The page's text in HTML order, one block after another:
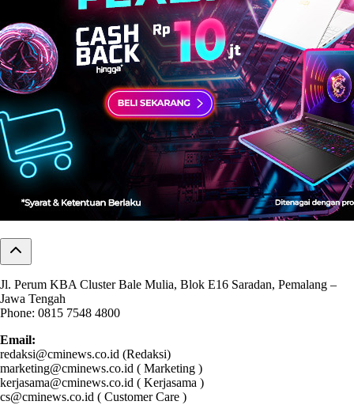
Jl. Perum KBA Cluster Bale Mulia, Blok E16 Saradan, Pemalang –
Jawa Tengah
Phone: 0815 7548 4800
Email:
redaksi@cminews.co.id (Redaksi)
marketing@cminews.co.id ( Marketing )
kerjasama@cminews.co.id ( Kerjasama )
cs@cminews.co.id ( Customer Care )